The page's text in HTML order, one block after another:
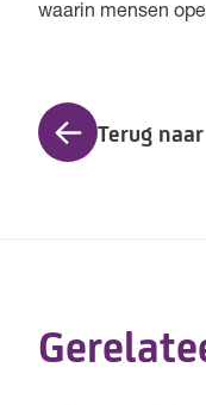
waarin mensen
Terug